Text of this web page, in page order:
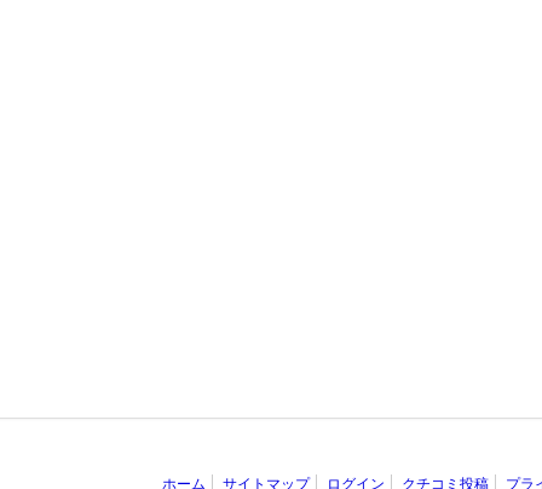
ホーム サイトマップ ログイン クチコミ投稿 プラ